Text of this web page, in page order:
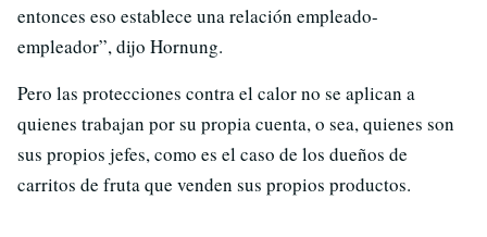
entonces eso establece una relación empleado-
empleador”, dijo Hornung.
Pero las protecciones contra el calor no se aplican a
quienes trabajan por su propia cuenta, o sea, quienes son
sus propios jefes, como es el caso de los dueños de
carritos de fruta que venden sus propios productos.